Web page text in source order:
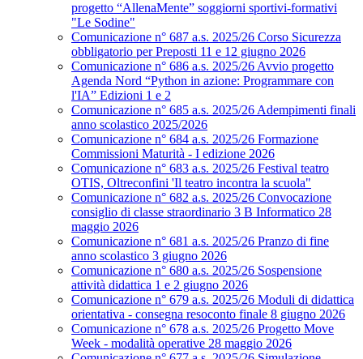
progetto “AllenaMente” soggiorni sportivi‑formativi
"Le Sodine"
Comunicazione n° 687 a.s. 2025/26 Corso Sicurezza
obbligatorio per Preposti 11 e 12 giugno 2026
Comunicazione n° 686 a.s. 2025/26 Avvio progetto
Agenda Nord “Python in azione: Programmare con
l'IA” Edizioni 1 e 2
Comunicazione n° 685 a.s. 2025/26 Adempimenti finali
anno scolastico 2025/2026
Comunicazione n° 684 a.s. 2025/26 Formazione
Commissioni Maturità - I edizione 2026
Comunicazione n° 683 a.s. 2025/26 Festival teatro
OTIS, Oltreconfini 'Il teatro incontra la scuola"
Comunicazione n° 682 a.s. 2025/26 Convocazione
consiglio di classe straordinario 3 B Informatico 28
maggio 2026
Comunicazione n° 681 a.s. 2025/26 Pranzo di fine
anno scolastico 3 giugno 2026
Comunicazione n° 680 a.s. 2025/26 Sospensione
attività didattica 1 e 2 giugno 2026
Comunicazione n° 679 a.s. 2025/26 Moduli di didattica
orientativa - consegna resoconto finale 8 giugno 2026
Comunicazione n° 678 a.s. 2025/26 Progetto Move
Week - modalità operative 28 maggio 2026